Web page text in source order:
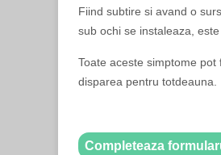
Fiind subtire si avand o
sub ochi se instaleaza,
Toate aceste simptome
disparea pentru totdeauna.
Completeaza